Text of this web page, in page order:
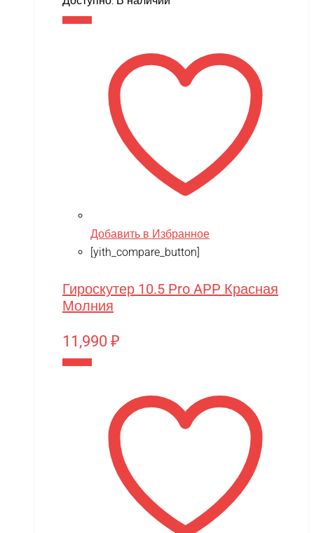
Добавить в Избранное
[yith_compare_button]
Гироскутер 10.5 Pro APP Красная
Молния
11,990 ₽